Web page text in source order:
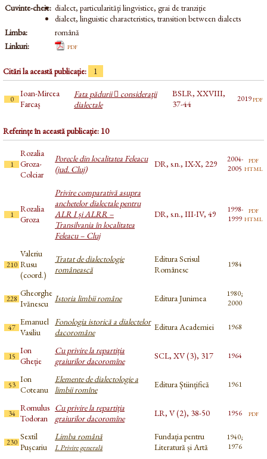
Cuvinte-cheie: dialect, particularităţi lingvistice, grai de tranziţie
dialect, linguistic characteristics, transition between dialects
Limba:
română
Linkuri:
pdf
Citări la această publicație: 1
0
Ioan-Mircea
Farcaș
Fata pădurii  consideraţii
dialectale
BSLR, XXVIII,
37-44
2019pdf
Referințe în această publicație: 10
1
Rozalia
Groza-
Colciar
Porecle din localitatea Feleacu
(jud. Cluj)
DR, s.n., IX-X, 229
2004-
2005
pdf
html
1
Rozalia
Groza
Privire comparativă asupra
anchetelor dialectale pentru
ALR I și ALRR –
Transilvania în localitatea
Feleacu – Cluj
DR, s.n., III-IV, 49
1998-
1999
pdf
html
210
Valeriu
Rusu
(coord.)
Tratat de dialectologie
românească
Editura Scrisul
Românesc
1984
228
Gheorghe
Ivănescu
Istoria limbii române Editura Junimea
1980;
2000
47
Emanuel
Vasiliu
Fonologia istorică a dialectelor
dacoromâne
Editura Academiei 1968
15
Ion
Gheție
Cu privire la repartiția
graiurilor dacoromîne
SCL, XV (3), 317 1964
53
Ion
Coteanu
Elemente de dialectologie a
limbii romîne
Editura Științifică 1961
34
Romulus
Todoran
Cu privire la repartiția
graiurilor dacoromîne
LR, V (2), 38-50 1956 pdf
230
Sextil
Pușcariu
Limba română
I. Privire generală
Fundația pentru
Literatură și Artă
1940;
1976